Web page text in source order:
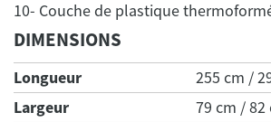
DIMENSIONS
Longueur
255 cm /
Largeur
79 cm / 82